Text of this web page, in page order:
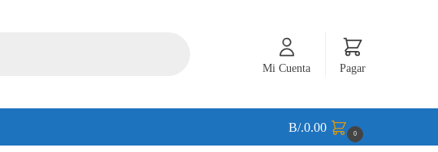
Mi Cuenta Pagar
B/.0.00 0